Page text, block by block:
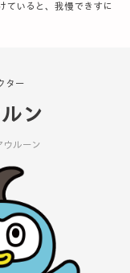
ていると、我慢できすに
ター
ン
ウルーン